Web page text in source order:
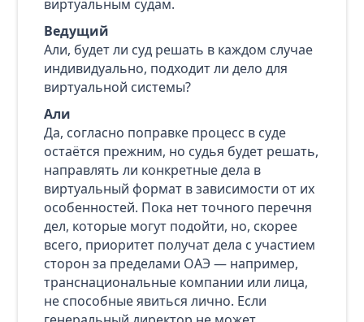
виртуальным судам.
Ведущий
Али, будет ли суд решать в каждом случае
индивидуально, подходит ли дело для
виртуальной системы?
Али
Да, согласно поправке процесс в суде
остаётся прежним, но судья будет решать,
направлять ли конкретные дела в
виртуальный формат в зависимости от их
особенностей. Пока нет точного перечня
дел, которые могут подойти, но, скорее
всего, приоритет получат дела с участием
сторон за пределами ОАЭ — например,
транснациональные компании или лица,
не способные явиться лично. Если